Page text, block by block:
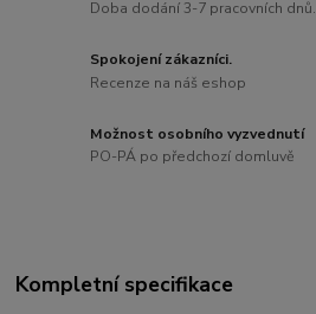
Doba dodání 3-7 pracovních dnů.
Spokojení zákazníci.
Recenze na náš eshop
Možnost osobního vyzvednutí
PO-PÁ po předchozí domluvě
Kompletní specifikace